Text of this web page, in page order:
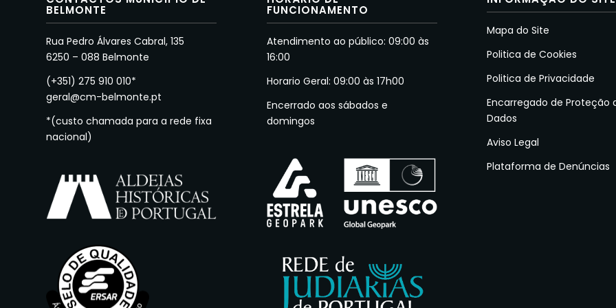
BELMONTE
Rua Pedro Álvares Cabral, 135
6250 – 088 Belmonte
(+351) 275 910 010*
geral@cm-belmonte.pt
*(custo chamada para a rede fixa
nacional)
FUNCIONAMENTO
Atendimento ao público: 09:00 às
16:00
Horario Geral: 09:00 às 17h00
Encerrado aos sábados e
domingos
Mapa do Site
Politica de Cookies
Politica de Privacidade
Encarregado de Proteção
Dados
Aviso Legal
Plataforma de Denúncias